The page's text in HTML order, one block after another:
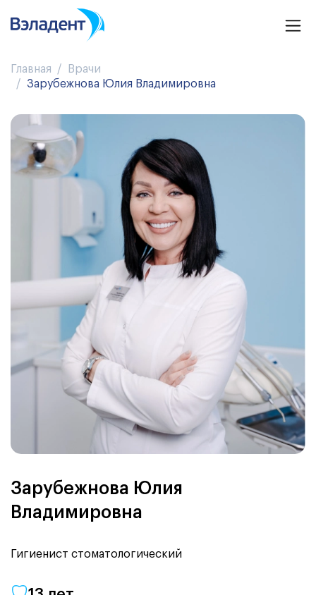
Главная
Врачи
Зарубежнова Юлия Владимировна
Зарубежнова Юлия
Владимировна
Гигиенист стоматологический